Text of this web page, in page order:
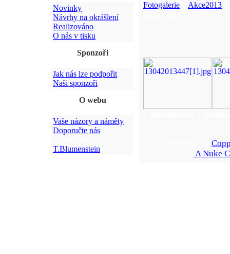
Novinky
Návrhy na okrášlení
Realizováno
O nás v tisku
Sponzoři
Jak nás lze podpořit
Naši sponzoři
O webu
Vaše názory a náměty
Doporučte nás
T.Blumenstein
Fotogalerie Akce2013
A Nuke